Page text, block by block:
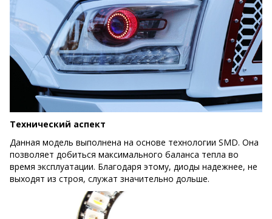
Технический аспект
Данная модель выполнена на основе технологии SMD. Она
позволяет добиться максимального баланса тепла во
время эксплуатации. Благодаря этому, диоды надежнее, не
выходят из строя, служат значительно дольше.